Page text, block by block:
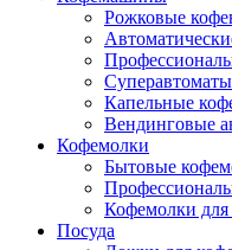
Рожковые
Суперавтоматы
Капельные
Вендинговые
Кофемолки
Бытовые
Кофемолки для
Посуда